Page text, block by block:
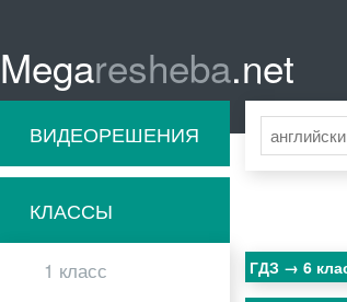
Megaresheba.net
ВИДЕОРЕШЕНИЯ
КЛАССЫ
1 класс ГДЗ 6